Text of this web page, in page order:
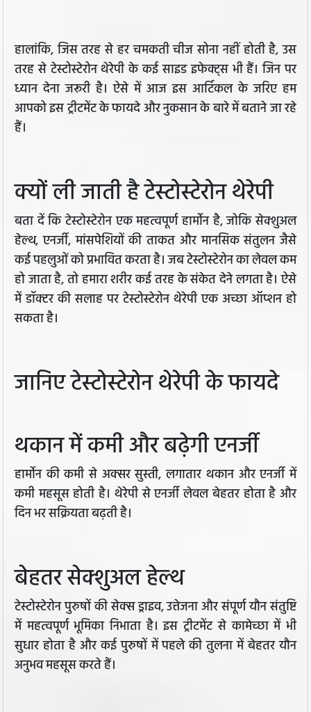
हालांकि, जिस तरह से हर चमकती चीज सोना नहीं होती है, उस
तरह से टेस्टोस्टेरोन थेरेपी के कई साइड इफेक्ट्स भी हैं। जिन पर
ध्यान देना जरूरी है। ऐसे में आज इस आर्टिकल के जरिए हम
आपको इस ट्रीटमेंट के फायदे और नुकसान के बारे में बताने जा रहे
हैं।
क्यों ली जाती है टेस्टोस्टेरोन थेरेपी
बता दें कि टेस्टोस्टेरोन एक महत्वपूर्ण हार्मोन है, जोकि सेक्शुअल
हेल्थ, एनर्जी, मांसपेशियों की ताकत और मानसिक संतुलन जैसे
कई पहलुओं को प्रभावित करता है। जब टेस्टोस्टेरोन का लेवल कम
हो जाता है, तो हमारा शरीर कई तरह के संकेत देने लगता है। ऐसे
में डॉक्टर की सलाह पर टेस्टोस्टेरोन थेरेपी एक अच्छा ऑप्शन हो
सकता है।
जानिए टेस्टोस्टेरोन थेरेपी के फायदे
थकान में कमी और बढ़ेगी एनर्जी
हार्मोन की कमी से अक्सर सुस्ती, लगातार थकान और एनर्जी में
कमी महसूस होती है। थेरेपी से एनर्जी लेवल बेहतर होता है और
दिन भर सक्रियता बढ़ती है।
बेहतर सेक्शुअल हेल्थ
टेस्टोस्टेरोन पुरुषों की सेक्स ड्राइव, उत्तेजना और संपूर्ण यौन संतुष्टि
में महत्वपूर्ण भूमिका निभाता है। इस ट्रीटमेंट से कामेच्छा में भी
सुधार होता है और कई पुरुषों में पहले की तुलना में बेहतर यौन
अनुभव महसूस करते हैं।